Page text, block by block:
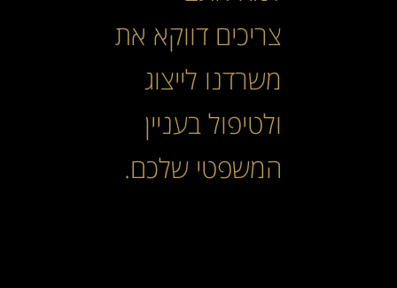
צריכים דווקא את
משרדנו לייצוג
ולטיפול בעניין
המשפטי שלכם.